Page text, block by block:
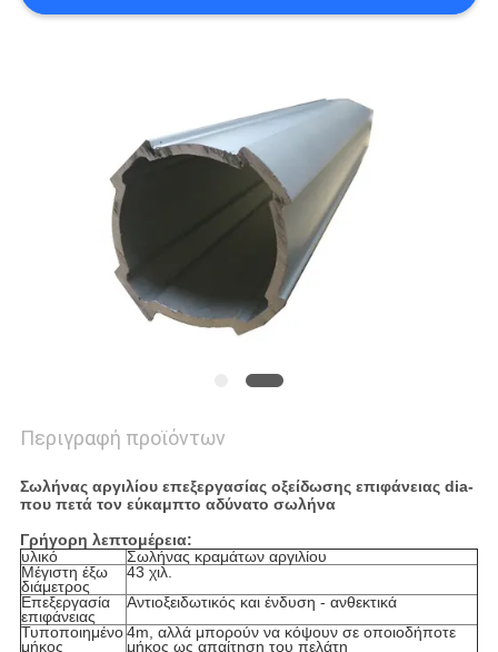
Περιγραφή προϊόντων
Σωλήνας αργιλίου επεξεργασίας οξείδωσης επιφάνειας dia-
που πετά τον εύκαμπτο αδύνατο σωλήνα
Γρήγορη λεπτομέρεια:
υλικό
Σωλήνας κραμάτων αργιλίου
Μέγιστη έξω
διάμετρος
43 χιλ.
Επεξεργασία
επιφάνειας
Αντιοξειδωτικός και ένδυση - ανθεκτικά
Τυποποιημένο
μήκος
4m, αλλά μπορούν να κόψουν σε οποιοδήποτε
μήκος ως απαίτηση του πελάτη